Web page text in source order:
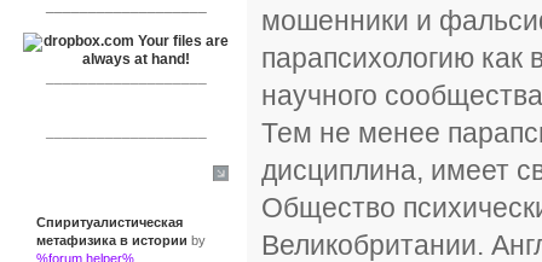
Спиритуалистическая
метафизика в истории by
%forum.helper%
мошенники и
парапсихологию как
научного
Тем не менее
дисциплина, имеет
Общество
Великобритании.